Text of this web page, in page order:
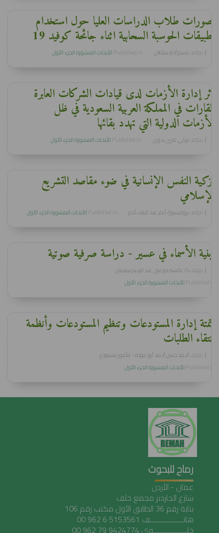
تصورات طلاب الدراسات العليا حول استخدام
تطبيقات الحوسبة السحابية اثناء جائحة كوفيد 19
مؤلف باسم أختر سلطان Published in الأبحاث المنشورة الجزء الأول
أثر إدارة الأزمات لدى قيادات الشركات العابرة
للقارات في المملكة العربية السعودية في ظل
الأزمات الدولية التي تهدد بقائها
مؤلف تركي غازي بدوي Published in الأبحاث المنشورة الجزء الأول
تزكية النفس الإنسانية في ضوء مقاصد التشريع
الإسلامي
مؤلف بروفيسور/ أبكر عبد البنات آدم Published in الأبحاث المنشورة الجزء الأول
أبنية الأسماء في عسير - دراسة صرفية صوتية
مؤلفد/ عائشة ميرغني عبد الرحيم سليمان
Published in الأبحاث المنشورة الجزء الأول
أتمتة إدارة المستودعات وتنظيم المستودعات وأنظمة
انتقاء الطلبات
مؤلف أحمد حسن أحمد أبو عودة - مأمور مستودع
Published in الأبحاث المنشورة الجزء الأول
رماح للبحوث
عمان - الأردن
شارع الجاردنز مجمع خلف
بناية رقم 36 الطابق الأول مكتب رقم 106
هاتـــــــــــــــــف 5153561 6 962 00
خلـــــــــــــــــوي 9424774 79 962 00